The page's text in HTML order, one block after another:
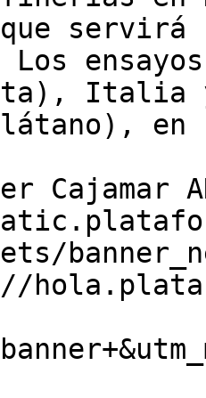
servirá
Italia
en
Cajamar